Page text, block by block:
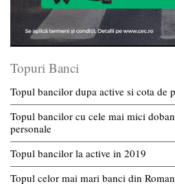
Topuri Banci
Topul bancilor dupa active si cota de
Topul bancilor cu cele mai mici
personale
Topul bancilor la active in 2019
Topul celor mai mari banci din